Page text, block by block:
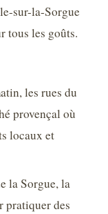
sur-la-Sorgue
tous les goûts.
les rues du
provençal où
locaux et
la Sorgue, la
pratiquer des